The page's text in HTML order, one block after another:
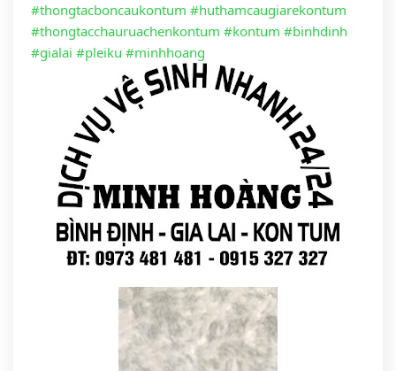
#thongtacboncaukontum #huthamcaugiarekontum
#thongtacchauruachenkontum #kontum #binhdinh
#gialai #pleiku #minhhoang